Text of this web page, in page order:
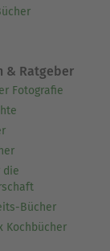
& Ratgeber
Fotografie
die
Bücher
Kochbücher